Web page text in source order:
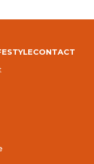
CONTACT